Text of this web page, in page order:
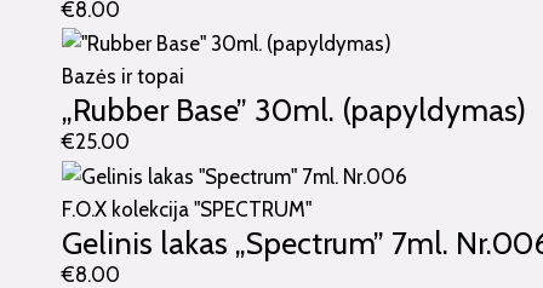
€8.00
Bazės ir topai
„Rubber Base” 30ml. (papyldymas)
€25.00
F.O.X kolekcija "SPECTRUM"
Gelinis lakas „Spectrum” 7ml.
€8.00